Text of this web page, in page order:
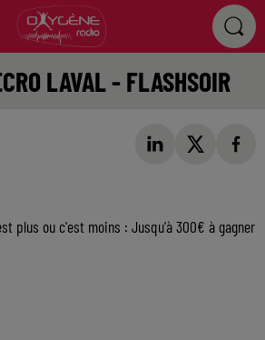
LAVAL - FLASHSOIR
plus ou c'est moins : Jusqu'à 300€ à gagner